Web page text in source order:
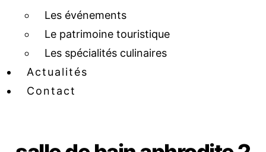
Les événements
Le patrimoine touristique
Les spécialités culinaires
Actualités
Contact